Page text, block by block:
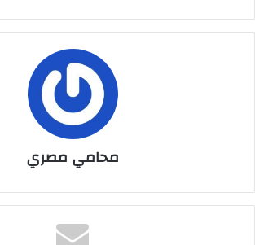
محامي مصري